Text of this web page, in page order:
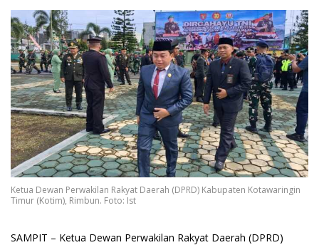
Ketua Dewan Perwakilan Rakyat Daerah (DPRD) Kabupaten Kotawaringin
Timur (Kotim), Rimbun. Foto: Ist
SAMPIT – Ketua Dewan Perwakilan Rakyat Daerah (DPRD)